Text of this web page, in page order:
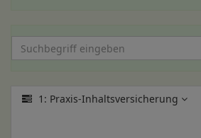
1: Praxis-Inhaltsversicherung